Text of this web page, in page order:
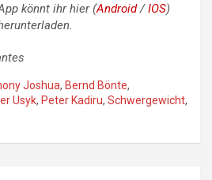
könnt ihr hier (Android/IOS)
Joshua, Bernd Bönte,
Usyk, Peter Kadiru, Schwergewicht,